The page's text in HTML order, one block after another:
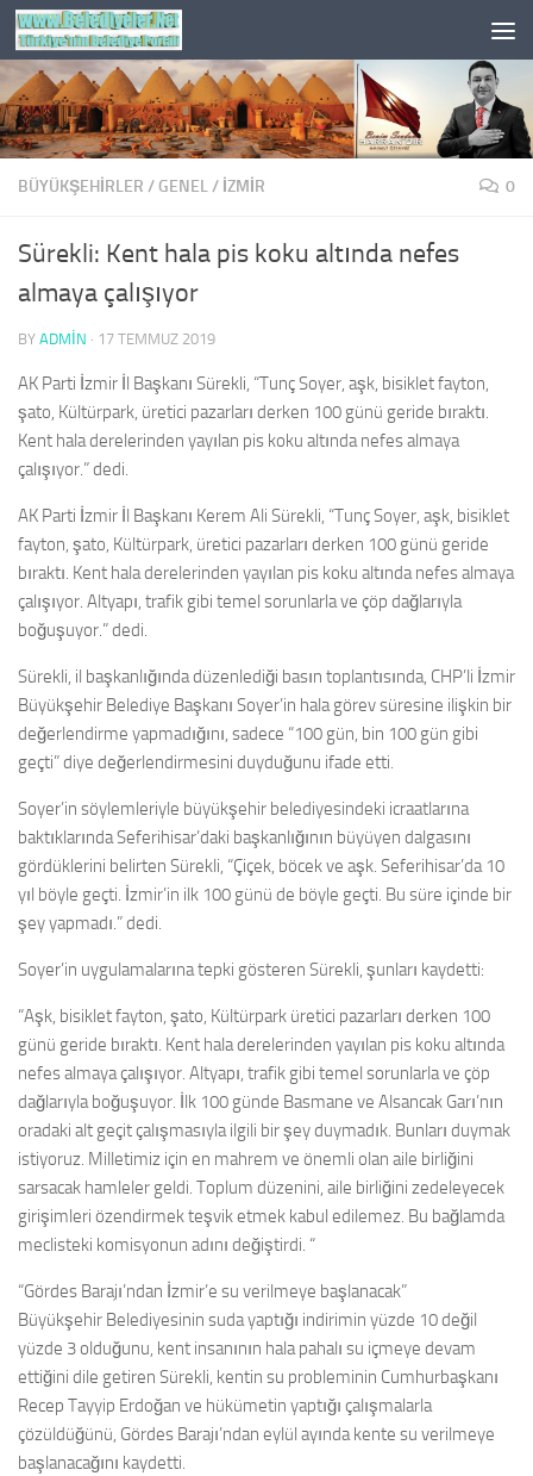
Skip to content
BÜYÜKŞEHİRLER / GENEL/ İZMIR 0
Sürekli: Kent hala pis koku altında nefes
almaya çalışıyor
BY ADMIN · 17 TEMMUZ 2019
AK Parti İzmir İl Başkanı Sürekli, “Tunç Soyer, aşk, bisiklet fayton,
şato, Kültürpark, üretici pazarları derken 100 günü geride bıraktı.
Kent hala derelerinden yayılan pis koku altında nefes almaya
çalışıyor.” dedi.
AK Parti İzmir İl Başkanı Kerem Ali Sürekli, “Tunç Soyer, aşk, bisiklet
fayton, şato, Kültürpark, üretici pazarları derken 100 günü geride
bıraktı. Kent hala derelerinden yayılan pis koku altında nefes almaya
çalışıyor. Altyapı, trafik gibi temel sorunlarla ve çöp dağlarıyla
boğuşuyor.” dedi.
Sürekli, il başkanlığında düzenlediği basın toplantısında, CHP’li İzmir
Büyükşehir Belediye Başkanı Soyer’in hala görev süresine ilişkin bir
değerlendirme yapmadığını, sadece “100 gün, bin 100 gün gibi
geçti” diye değerlendirmesini duyduğunu ifade etti.
Soyer’in söylemleriyle büyükşehir belediyesindeki icraatlarına
baktıklarında Seferihisar’daki başkanlığının büyüyen dalgasını
gördüklerini belirten Sürekli, “Çiçek, böcek ve aşk. Seferihisar’da 10
yıl böyle geçti. İzmir’in ilk 100 günü de böyle geçti. Bu süre içinde bir
şey yapmadı.” dedi.
Soyer’in uygulamalarına tepki gösteren Sürekli, şunları kaydetti:
“Aşk, bisiklet fayton, şato, Kültürpark üretici pazarları derken 100
günü geride bıraktı. Kent hala derelerinden yayılan pis koku altında
nefes almaya çalışıyor. Altyapı, trafik gibi temel sorunlarla ve çöp
dağlarıyla boğuşuyor. İlk 100 günde Basmane ve Alsancak Garı’nın
oradaki alt geçit çalışmasıyla ilgili bir şey duymadık. Bunları duymak
istiyoruz. Milletimiz için en mahrem ve önemli olan aile birliğini
sarsacak hamleler geldi. Toplum düzenini, aile birliğini zedeleyecek
girişimleri özendirmek teşvik etmek kabul edilemez. Bu bağlamda
meclisteki komisyonun adını değiştirdi. “
“Gördes Barajı’ndan İzmir’e su verilmeye başlanacak”
Büyükşehir Belediyesinin suda yaptığı indirimin yüzde 10 değil
yüzde 3 olduğunu, kent insanının hala pahalı su içmeye devam
ettiğini dile getiren Sürekli, kentin su probleminin Cumhurbaşkanı
Recep Tayyip Erdoğan ve hükümetin yaptığı çalışmalarla
çözüldüğünü, Gördes Barajı’ndan eylül ayında kente su verilmeye
başlanacağını kaydetti.